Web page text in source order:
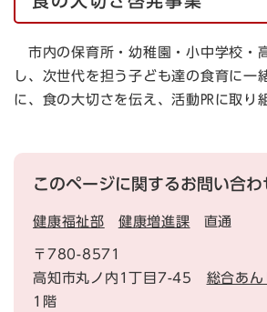
市内の保育所・幼稚園・小中学校・
し、次世代を担う子ども達の食育に一
に、食の大切さを伝え、活動㏚に取り
このページに関するお問い合わ
健康福祉部 健康増進課 直通
〒780-8571
高知市丸ノ内1丁目7-45 総合あん
1階